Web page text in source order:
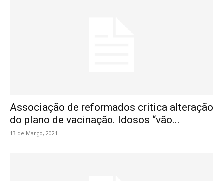
Associação de reformados critica alteração
do plano de vacinação. Idosos “vão...
13 de Março, 2021